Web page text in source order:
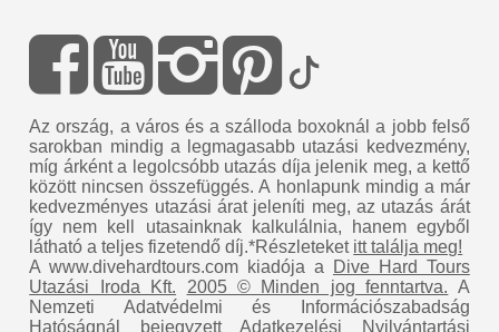
Az ország, a város és a szálloda boxoknál a jobb felső
sarokban mindig a legmagasabb utazási kedvezmény,
míg árként a legolcsóbb utazás díja jelenik meg, a kettő
között nincsen összefüggés. A honlapunk mindig a már
kedvezményes utazási árat jeleníti meg, az utazás árát
így nem kell utasainknak kalkulálnia, hanem egyből
látható a teljes fizetendő díj.*Részleteket itt találja meg!
A www.divehardtours.com kiadója a
Dive Hard Tours
Utazási Iroda Kft.
2005 © Minden jog fenntartva. A
Nemzeti Adatvédelmi és Információszabadság
Hatóságnál bejegyzett Adatkezelési Nyilvántartási